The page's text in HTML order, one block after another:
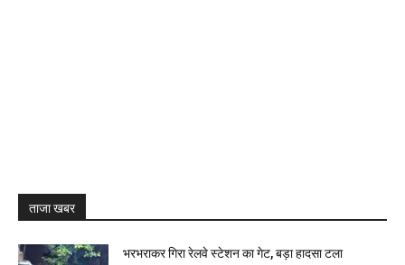
ताजा खबर
भरभराकर गिरा रेलवे स्टेशन का गेट, बड़ा हादसा टला